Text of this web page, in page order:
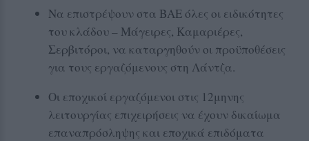
Να επιστρέψουν στα ΒΑΕ όλες οι ειδικότητες
του κλάδου – Μάγειρες, Καμαριέρες,
Σερβιτόροι, να καταργηθούν οι προϋποθέσεις
για τους εργαζόμενους στη Λάντζα.
Οι εποχικοί εργαζόμενοι στις 12μηνης
λειτουργίας επιχειρήσεις να έχουν δικαίωμα
επαναπρόσληψης και εποχικά επιδόματα